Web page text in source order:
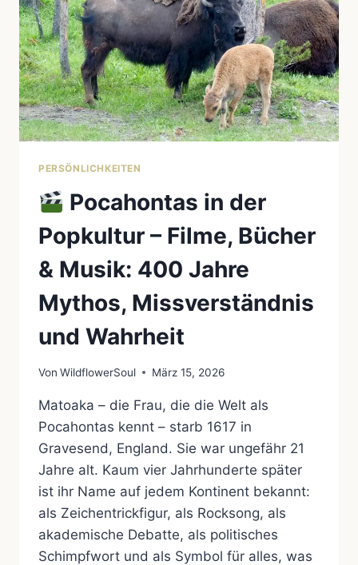
PERSÖNLICHKEITEN
Pocahontas in der
Popkultur – Filme, Bücher
& Musik: 400 Jahre
Mythos, Missverständnis
und Wahrheit
Von WildflowerSoul März 15, 2026
Matoaka – die Frau, die die Welt als
Pocahontas kennt – starb 1617 in
Gravesend, England. Sie war ungefähr 21
Jahre alt. Kaum vier Jahrhunderte später
ist ihr Name auf jedem Kontinent bekannt:
als Zeichentrickfigur, als Rocksong, als
akademische Debatte, als politisches
Schimpfwort und als Symbol für alles, was